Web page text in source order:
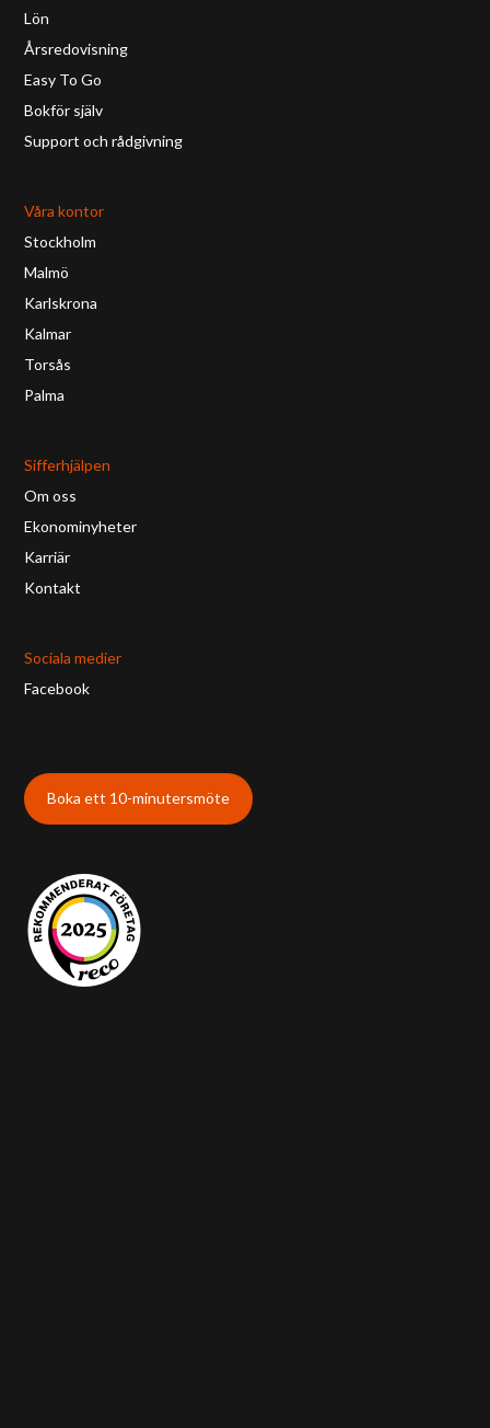
Lön
Årsredovisning
Easy To Go
Bokför själv
Support och rådgivning
Våra kontor
Stockholm
Malmö
Karlskrona
Kalmar
Torsås
Palma
Sifferhjälpen
Om oss
Ekonominyheter
Karriär
Kontakt
Sociala medier
Facebook
Boka ett 10-minutersmöte